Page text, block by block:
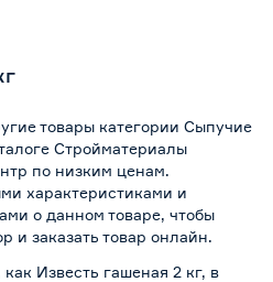
товары категории Сыпучие
Стройматериалы
по низким ценам.
характеристиками и
о данном товаре, чтобы
и заказать товар онлайн.
Известь гашеная 2 кг, в